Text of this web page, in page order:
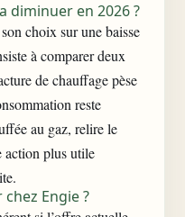
diminuer en 2026 ?
choix sur une baisse
à comparer deux
de chauffage pèse
reste
au gaz, relire le
action plus utile
Engie ?